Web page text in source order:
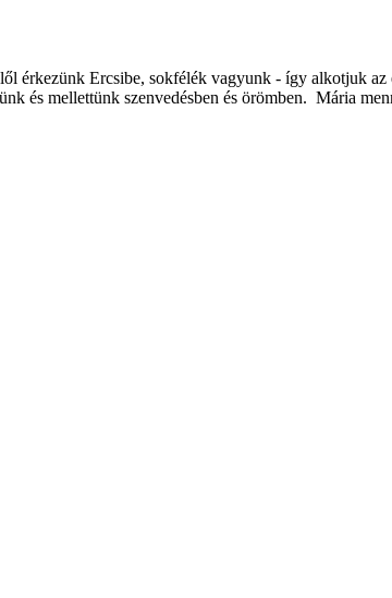
érkezünk Ercsibe, sokfélék vagyunk - így alkotjuk
és mellettünk szenvedésben és örömben. Mária